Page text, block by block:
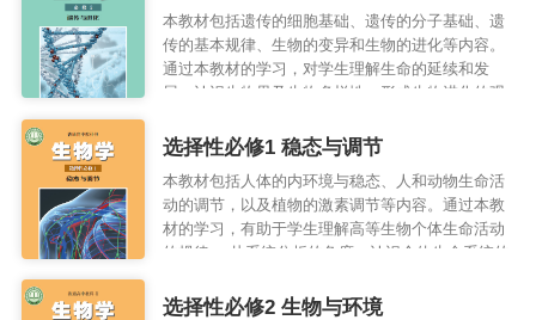
于
的统一等，有助于学生加深对科学过程和本质的理
解，形成科学的自然观。
本教材包括遗传的细胞基础、遗传的分子基础、遗
传的基本规律、生物的变异和生物的进化等内容。
通过本教材的学习，对学生理解生命的延续和发
展，认识生物界及生物多样性，形成生物进化的观
有关原理在促进经济与社会发展、增进人类健康等
方面的价值 ，也是十分重要的。
选择性必修1 稳态与调节
本教材包括人体的内环境与稳态、人和动物生命活
动的调节，以及植物的激素调节等内容。通过本教
材的学习，有助于学生理解高等生物个体生命活动
的规律， 从系统分析的角度，认识个体生命系统的
体内环境的稳态、疾病预防的意义。
选择性必修2 生物与环境